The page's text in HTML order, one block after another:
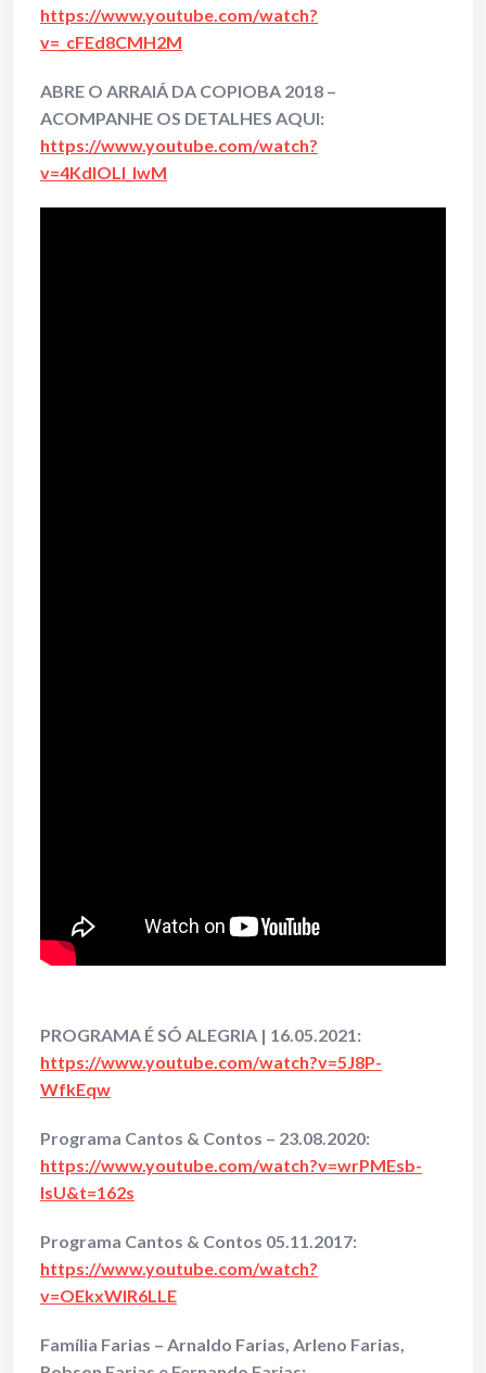
https://www.youtube.com/watch?
v=_cFEd8CMH2M
ABRE O ARRAIÁ DA COPIOBA 2018 –
ACOMPANHE OS DETALHES AQUI:
https://www.youtube.com/watch?
v=4KdlOLI_IwM
PROGRAMA É SÓ ALEGRIA | 16.05.2021:
https://www.youtube.com/watch?v=5J8P-
WfkEqw
Programa Cantos & Contos – 23.08.2020:
https://www.youtube.com/watch?v=wrPMEsb-
IsU&t=162s
Programa Cantos & Contos 05.11.2017:
https://www.youtube.com/watch?
v=OEkxWIR6LLE
Família Farias – Arnaldo Farias, Arleno Farias,